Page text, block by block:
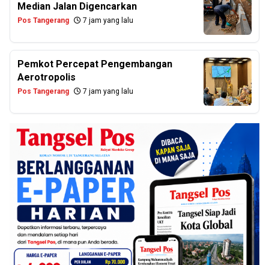
Median Jalan Digencarkan
Pos Tangerang 7 jam yang lalu
Pemkot Percepat Pengembangan
Aerotropolis
Pos Tangerang 7 jam yang lalu